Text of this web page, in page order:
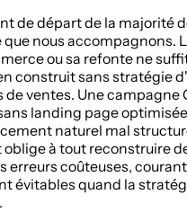
de départ de la majorité
nous accompagnons.
ou sa refonte ne
construit sans stratégie
de ventes. Une campagne
landing page
naturel mal
à tout reconstruire
erreurs coûteuses,
évitables quand la